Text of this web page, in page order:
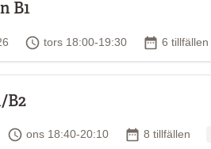
B1
Tid
tors 18:00-19:30 Antal
6 tillfällen
B2
Tid
ons 18:40-20:10 Antal tillfällen
8 tillfällen